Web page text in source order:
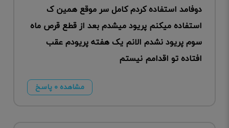
دوفامد استفاده کردم کامل سر موقع همین ک
استفاده میکنم پریود میشدم بعد از قطع قرص ماه
سوم پریود نشدم الانم یک هفته پریودم عقب
افتاده تو اقدامم نیستم
مشاهده ۰ پاسخ